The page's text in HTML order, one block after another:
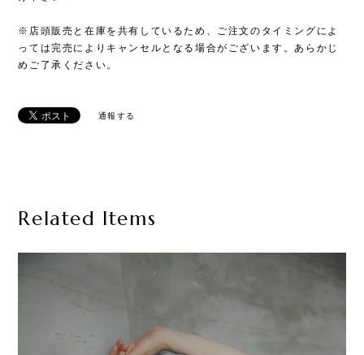
※店頭販売と在庫を共有しているため、ご注文のタイミングによ
っては完売によりキャンセルとなる場合がございます。あらかじ
めご了承ください。
通報する
Related Items